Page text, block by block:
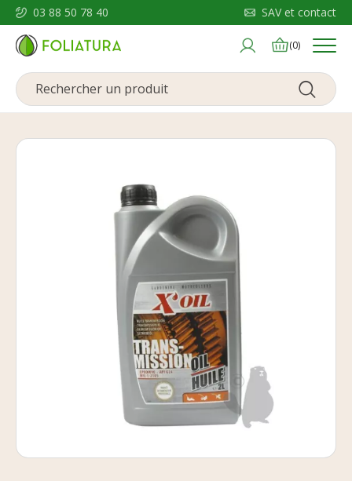
03 88 50 78 40 SAV et contact
(0) Menu